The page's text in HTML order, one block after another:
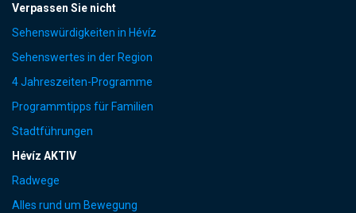
Verpassen Sie nicht
Sehenswürdigkeiten in Hévíz
Sehenswertes in der Region
4 Jahreszeiten-Programme
Programmtipps für Familien
Stadtführungen
Hévíz AKTIV
Radwege
Alles rund um Bewegung